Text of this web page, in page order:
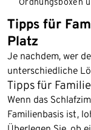
Tipps für
Platz
Je nachdem, wer
unterschiedliche
Tipps für
Wenn das
Familienbasis ist,